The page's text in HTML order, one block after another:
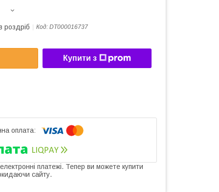
роздріб Код: DT000016737
Купити з
платежі. Тепер ви можете купити
сайту.